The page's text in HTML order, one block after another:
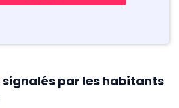
signalés par les habitants